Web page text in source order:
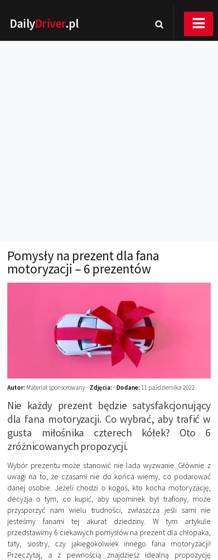
DailyDriver.pl
Technika jazdy
Oświetlenie
Auto z niemiec
Pomysły na prezent dla fana
motoryzacji – 6 prezentów
Autor: Materiał sponsorowany · Zdjęcia: · Dodane: 11 października 2022
Nie każdy prezent będzie satysfakcjonujący
dla fana motoryzacji. Co wybrać, aby trafić w
gusta miłośnika czterech kółek? Oto 6
zróżnicowanych propozycji.
Wybór prezentu może stanowić nie lada wyzwanie. Głównie z
uwagi na to, że czasami nie do końca wiemy, co podarować
danej osobie. Jeżeli chodzi o kogoś, kto kocha motoryzację,
decyzja o tym, co kupić, aby upominek był trafiony, może
przysporzyć nam wielu trudności, zwłaszcza jeśli sami nie
jesteśmy fanami tej akurat dziedziny. W tym artykule
przedstawimy 6 ciekawych pomysłów na prezent dla chłopaka,
taty, siostry, czy jakiegokolwiek innego fana motoryzacji!
Przeczytaj, a z pewnością znajdziesz idealną propozycję